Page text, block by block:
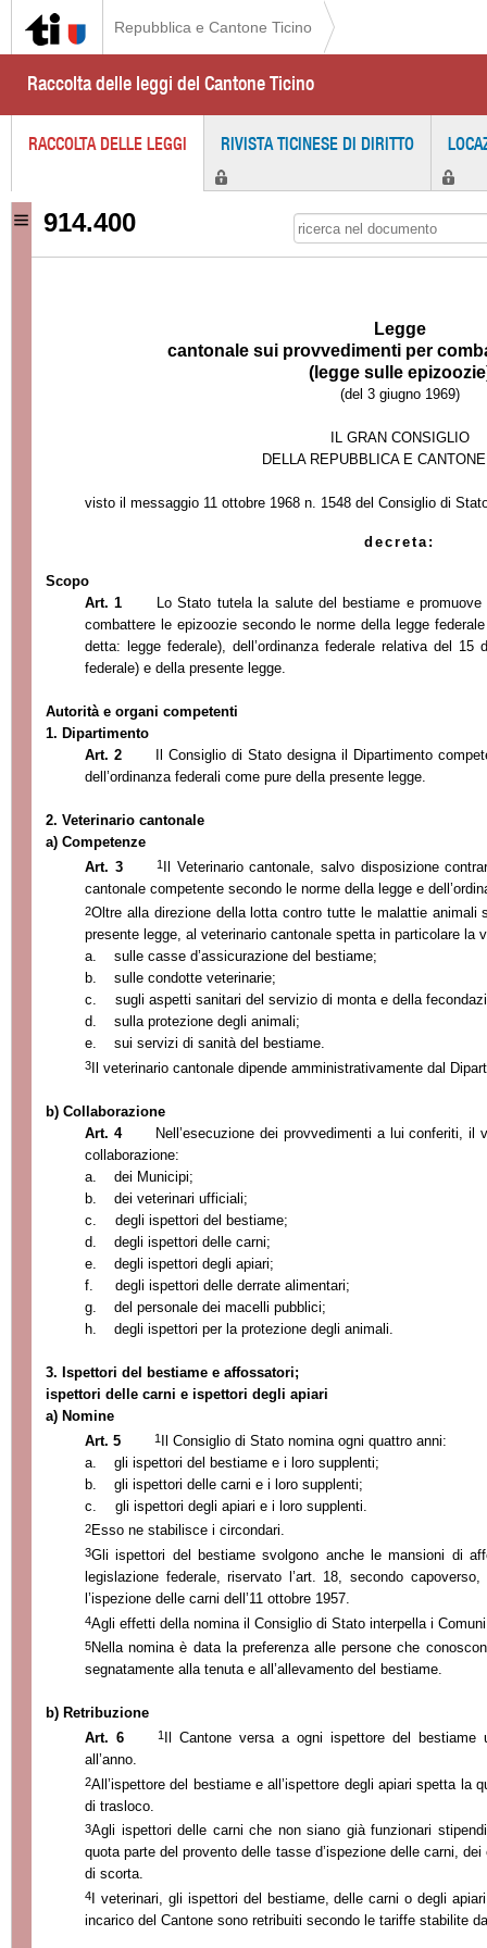
Repubblica e Cantone Ticino
Raccolta delle leggi del Cantone Ticino
RACCOLTA DELLE LEGGI RIVISTA TICINESE DI DIRITTO
914.400
Legge
cantonale sui provvedimenti per
(legge sulle
(del 3 giugno 1969)
IL GRAN CONSIGLIO
DELLA REPUBBLICA E CANTONE
visto il messaggio 11 ottobre 1968 n. 1548 del Consiglio di
decreta:
Scopo
Art. 1
Lo Stato tutela la salute del bestiame e
combattere le epizoozie secondo le norme della legge
detta: legge federale), dell’ordinanza federale relativa del 15
federale) e della presente legge.
Autorità e organi competenti
1. Dipartimento
Art. 2
Il Consiglio di Stato designa il Dipartimento
dell’ordinanza federali come pure della presente legge.
2. Veterinario cantonale
a) Competenze
Art. 3
1Il Veterinario cantonale, salvo disposizione
cantonale competente secondo le norme della legge e
2Oltre alla direzione della lotta contro tutte le malattie animali
presente legge, al veterinario cantonale spetta in particolare la
a.
sulle casse d’assicurazione del bestiame;
b.
sulle condotte veterinarie;
c.
sugli aspetti sanitari del servizio di monta e della
d.
sulla protezione degli animali;
e.
sui servizi di sanità del bestiame.
3 Il veterinario cantonale dipende amministrativamente dal
b) Collaborazione
Art. 4
Nell’esecuzione dei provvedimenti a lui conferiti, il
collaborazione:
a.
dei Municipi;
b.
dei veterinari ufficiali;
c.
degli ispettori del bestiame;
d.
degli ispettori delle carni;
e.
degli ispettori degli apiari;
f.
degli ispettori delle derrate alimentari;
g.
del personale dei macelli pubblici;
h.
degli ispettori per la protezione degli animali.
3. Ispettori del bestiame e affossatori;
ispettori delle carni e ispettori degli apiari
a) Nomine
Art. 5
1 Il Consiglio di Stato nomina ogni quattro anni:
a.
gli ispettori del bestiame e i loro supplenti;
b.
gli ispettori delle carni e i loro supplenti;
c.
gli ispettori degli apiari e i loro supplenti.
2Esso ne stabilisce i circondari.
3Gli ispettori del bestiame svolgono anche le mansioni di
legislazione federale, riservato l’art. 18, secondo capoverso,
l’ispezione delle carni dell’11 ottobre 1957.
4Agli effetti della nomina il Consiglio di Stato interpella i
5Nella nomina è data la preferenza alle persone che
segnatamente alla tenuta e all’allevamento del bestiame.
b) Retribuzione
Art. 6
1
Il Cantone versa a ogni ispettore del bestiame
all’anno.
2All’ispettore del bestiame e all’ispettore degli apiari spetta la
di trasloco.
3Agli ispettori delle carni che non siano già funzionari
quota parte del provento delle tasse d’ispezione delle carni,
di scorta.
4
I veterinari, gli ispettori del bestiame, delle carni o degli
incarico del Cantone sono retribuiti secondo le tariffe stabilite